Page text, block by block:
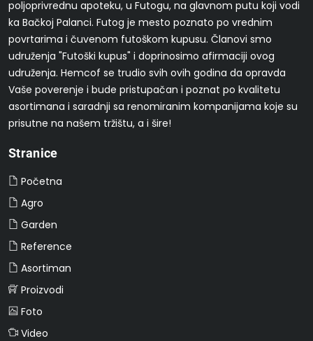
poljoprivrednu apoteku, u Futogu, na glavnom putu koji vodi
ka Bačkoj Palanci. Futog je mesto poznato po vrednim
povrtarima i čuvenom futoškom kupusu. Članovi smo
udruženja "Futoški kupus" i doprinosimo afirmaciji ovog
udruženja. Hemcof se trudio svih ovih godina da opravda
Vaše poverenje i bude pristupačan i poznat po kvalitetu
asortimana i saradnji sa renomiranim kompanijama koje su
prisutne na našem tržištu, a i šire!
Stranice
Početna
Agro
Garden
Reference
Asortiman
Proizvodi
Foto
Video